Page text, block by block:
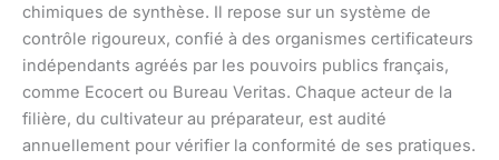
chimiques de synthèse. Il repose sur un système de
contrôle rigoureux, confié à des organismes certificateurs
indépendants agréés par les pouvoirs publics français,
comme Ecocert ou Bureau Veritas. Chaque acteur de la
filière, du cultivateur au préparateur, est audité
annuellement pour vérifier la conformité de ses pratiques.